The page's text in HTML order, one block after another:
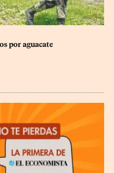
por aguacate